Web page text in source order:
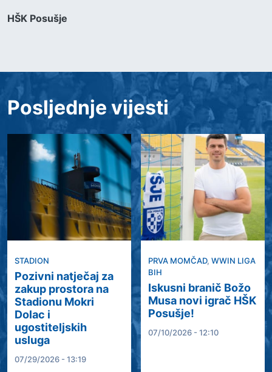
HŠK Posušje
Posljednje vijesti
STADION
Pozivni natječaj za
zakup prostora na
Stadionu Mokri
Dolac i
ugostiteljskih
usluga
07/29/2026 - 13:19
PRVA MOMČAD,WWIN LIGA
BIH
Iskusni branič Božo
Musa novi igrač HŠK
Posušje!
07/10/2026 - 12:10